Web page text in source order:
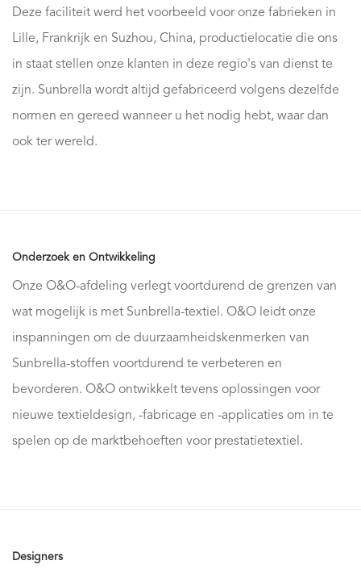
Deze faciliteit werd het voorbeeld voor onze fabrieken in
Lille, Frankrijk en Suzhou, China, productielocatie die ons
in staat stellen onze klanten in deze regio's van dienst te
zijn. Sunbrella wordt altijd gefabriceerd volgens dezelfde
normen en gereed wanneer u het nodig hebt, waar dan
ook ter wereld.
Onderzoek en Ontwikkeling
Onze O&O-afdeling verlegt voortdurend de grenzen van
wat mogelijk is met Sunbrella-textiel. O&O leidt onze
inspanningen om de duurzaamheidskenmerken van
Sunbrella-stoffen voortdurend te verbeteren en
bevorderen. O&O ontwikkelt tevens oplossingen voor
nieuwe textieldesign, -fabricage en -applicaties om in te
spelen op de marktbehoeften voor prestatietextiel.
Designers